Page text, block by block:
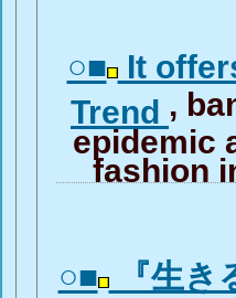
○■ It
Trend ,
epidemic
fashion
○■ 『生き